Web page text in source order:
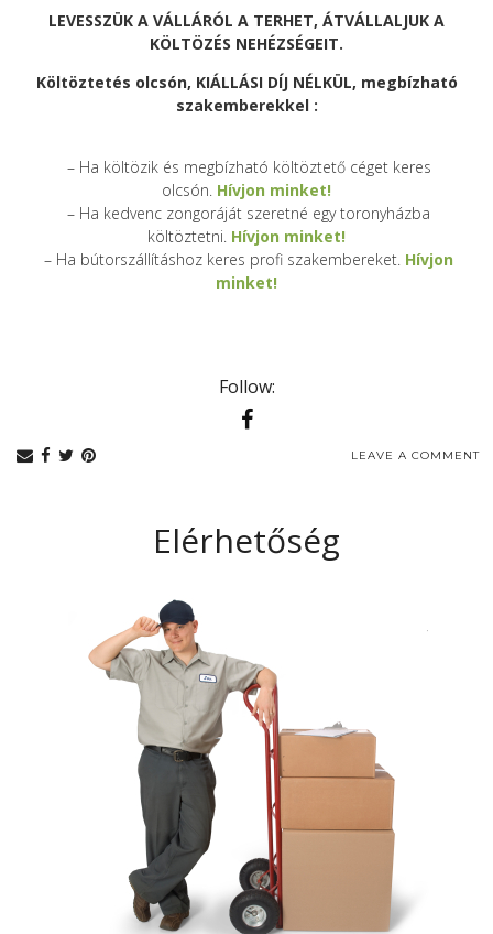
LEVESSZÜK A VÁLLÁRÓL A TERHET, ÁTVÁLLALJUK A
KÖLTÖZÉS NEHÉZSÉGEIT.
Költöztetés olcsón, KIÁLLÁSI DÍJ NÉLKÜL, megbízható
szakemberekkel :
– Ha költözik és megbízható költöztető céget keres
olcsón. Hívjon minket!
– Ha kedvenc zongoráját szeretné egy toronyházba
költöztetni. Hívjon minket!
– Ha bútorszállításhoz keres profi szakembereket. Hívjon
minket!
Follow:
LEAVE A COMMENT
Elérhetőség